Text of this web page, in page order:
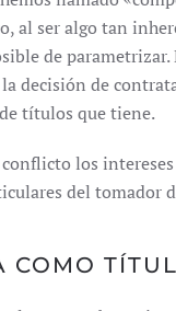
al ser algo tan
de parametrizar.
decisión de
títulos que tiene.
los intereses
del tomador
COMO